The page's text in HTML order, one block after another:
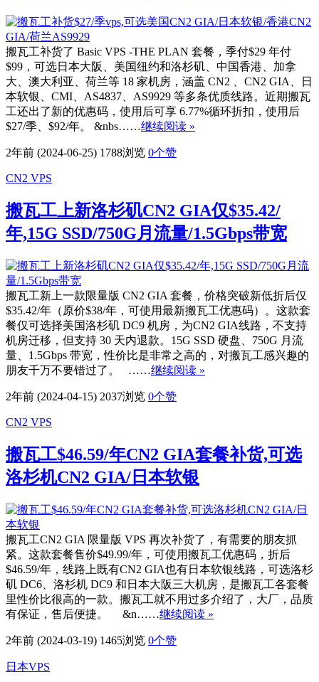
搬瓦工补货了 Basic VPS -THE PLAN 套餐，季付$29 年付
$99，可选日本大阪、美国纽约和洛杉矶、中国香港、加拿
大、澳大利亚、荷兰等 18 家机房，涵盖 CN2 、CN2 GIA、日
本软银、CMI、AS4837、AS9929 等多条优质线路。近期搬瓦
工还出了新的优惠码，使用后可享 6.77%循环折扣，使用后
$27/季、$92/年。 &nbs……继续阅读 »
2年前 (2024-06-25) 1788浏览 0个赞
CN2 VPS
搬瓦工上新洛杉矶CN2 GIA仅$35.42/
年,15G SSD/750G月流量/1.5Gbps带宽
搬瓦工新上一款限量版 CN2 GIA 套餐，价格突破新低折后仅
$35.42/年（原价$38/年，可使用最新搬瓦工优惠码）。这款套
餐仅可选择美国洛杉矶 DC9 机房，为CN2 GIA线路，不支持
机房迁移，但支持 30 天内退款。15G SSD 硬盘、750G 月流
量、1.5Gbps 带宽，性价比是非常之高的，对搬瓦工感兴趣的
朋友千万不要错过了。 ……继续阅读 »
2年前 (2024-04-15) 2037浏览 0个赞
CN2 VPS
搬瓦工$46.59/年CN2 GIA套餐补货,可选
洛杉机CN2 GIA/日本软银
搬瓦工CN2 GIA 限量版 VPS 再次补货了，有需要的朋友抓
紧。这款套餐售价$49.99/年，可使用搬瓦工优惠码，折后
$46.59/年，线路上既有CN2 GIA也有日本软银线路，可选洛杉
矶 DC6、洛杉机 DC9 和日本大阪三大机房，是搬瓦工各套餐
里性价比很高的一款。搬瓦工就不用过多介绍了，大厂，品质
有保证，售后便捷。 &n……继续阅读 »
2年前 (2024-03-19) 1465浏览 0个赞
日本VPS